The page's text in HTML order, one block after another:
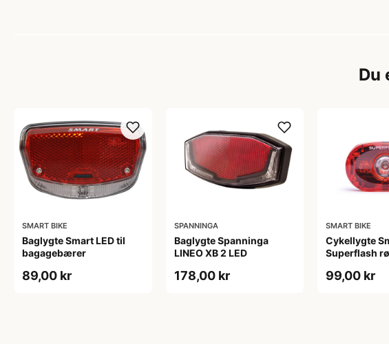
Du
SMART BIKE
Baglygte Smart LED til
bagagebærer
89,00 kr
SPANNINGA
Baglygte Spanninga
LINEO XB 2 LED
178,00 kr
SMART BIKE
Cykellygte
Superflash
99,00 kr